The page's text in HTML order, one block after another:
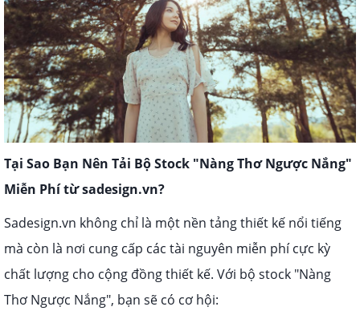
Tại Sao Bạn Nên Tải Bộ Stock "Nàng Thơ Ngược Nắng"
Miễn Phí từ sadesign.vn?
Sadesign.vn không chỉ là một nền tảng thiết kế nổi tiếng
mà còn là nơi cung cấp các tài nguyên miễn phí cực kỳ
chất lượng cho cộng đồng thiết kế. Với bộ stock "Nàng
Thơ Ngược Nắng", bạn sẽ có cơ hội: